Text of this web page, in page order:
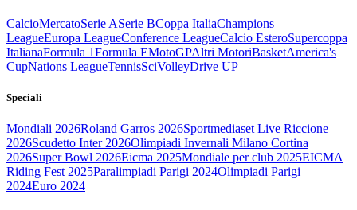
CalcioMercatoSerie ASerie BCoppa ItaliaChampions
LeagueEuropa LeagueConference LeagueCalcio EsteroSupercoppa
ItalianaFormula 1Formula EMotoGPAltri MotoriBasketAmerica's
CupNations LeagueTennisSciVolleyDrive UP
Speciali
Mondiali 2026Roland Garros 2026Sportmediaset Live Riccione
2026Scudetto Inter 2026Olimpiadi Invernali Milano Cortina
2026Super Bowl 2026Eicma 2025Mondiale per club 2025EICMA
Riding Fest 2025Paralimpiadi Parigi 2024Olimpiadi Parigi
2024Euro 2024